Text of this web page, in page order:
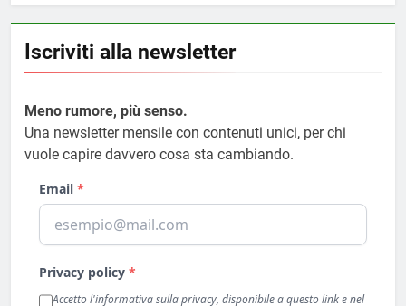
Iscriviti alla newsletter
Meno rumore, più senso.
Una newsletter mensile con contenuti unici, per chi
vuole capire davvero cosa sta cambiando.